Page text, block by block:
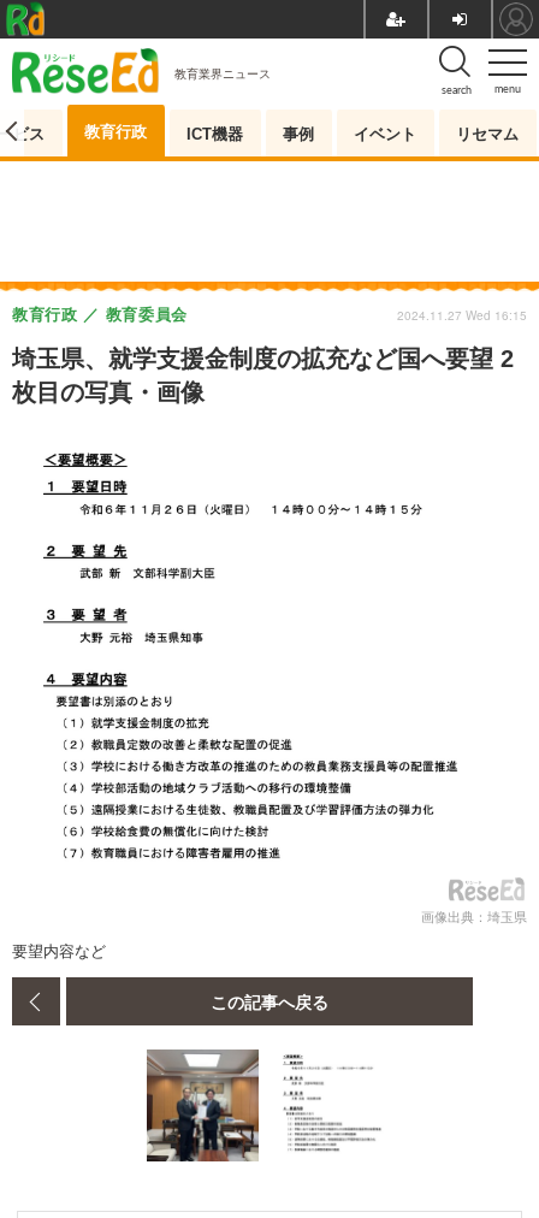
menu
search
教育業界ニュース
ビス 教育行政 ICT機器 事例 イベント リセマム
埼玉県、就学支援金制度の拡充など国へ要望 2
枚目の写真・画像
教育行政 教育委員会 2024.11.27 Wed 16:15
画像出典：埼玉県
要望内容など
この記事へ戻る